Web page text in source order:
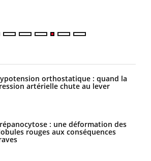
orthostatique : quand la
artérielle chute au lever
: une déformation des
rouges aux conséquences